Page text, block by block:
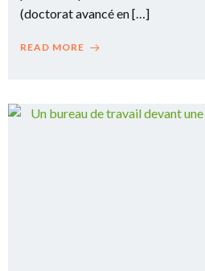
(doctorat avancé en […]
READ MORE